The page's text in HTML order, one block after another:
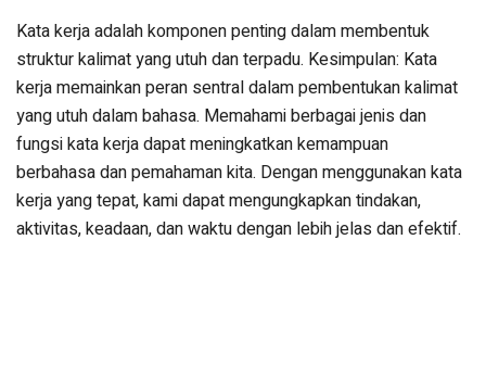
Kata kerja adalah komponen penting dalam membentuk
struktur kalimat yang utuh dan terpadu. Kesimpulan: Kata
kerja memainkan peran sentral dalam pembentukan kalimat
yang utuh dalam bahasa. Memahami berbagai jenis dan
fungsi kata kerja dapat meningkatkan kemampuan
berbahasa dan pemahaman kita. Dengan menggunakan kata
kerja yang tepat, kami dapat mengungkapkan tindakan,
aktivitas, keadaan, dan waktu dengan lebih jelas dan efektif.